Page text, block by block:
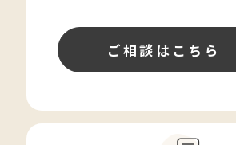
ご相談はこちら